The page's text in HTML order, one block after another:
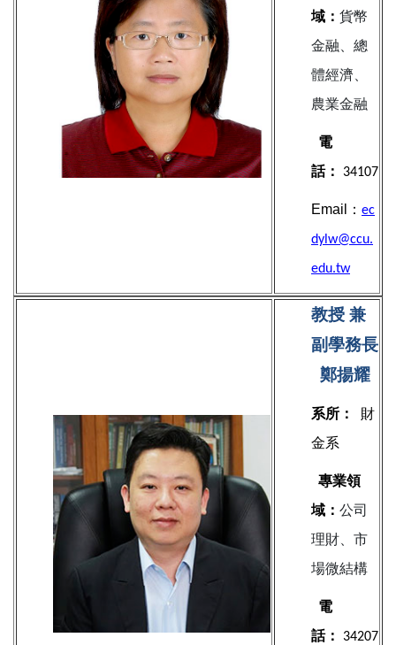
域： 貨幣
金融、總
體經濟、
農業金融
電
話：
34107
Email： ec
dylw@ccu.
edu.tw
教授 兼
副學務長
鄭揚耀
系所：
財
金系
專業領
域： 公司
理財、市
場微結構
電
話：
34207